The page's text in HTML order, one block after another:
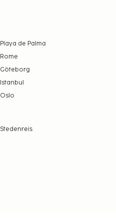
Playa de Palma
Rome
Göteborg
Istanbul
Oslo
Stedenreis